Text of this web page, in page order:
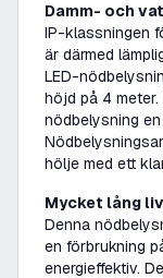
Damm- och
IP-klassningen
är därmed
LED-
höjd på 4
nödbelysning
hölje med ett
Mycket lång
Denna
en förbrukning
energieffektiv.